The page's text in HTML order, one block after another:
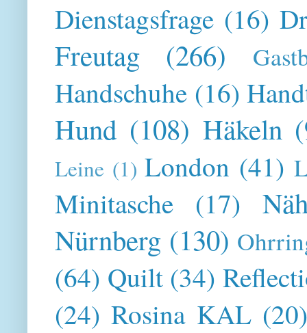
Dienstagsfrage (16)
Freutag (266)
Handschuhe (16)
Hund (108) Häkeln
Leine (1) London (41)
Minitasche (17)
Nürnberg (130)
(64) Quilt (34)
(24) Rosina KAL